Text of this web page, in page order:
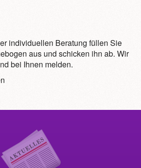
individuellen Beratung füllen Sie
aus und schicken ihn ab. Wir
bei Ihnen melden.